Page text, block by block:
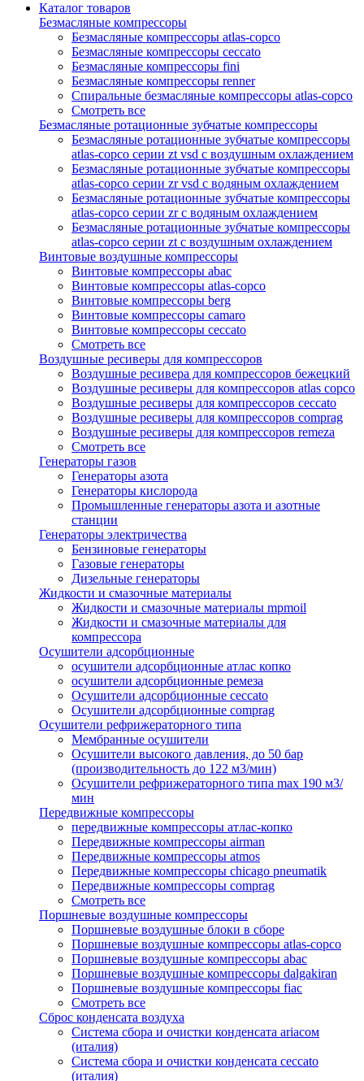
Каталог товаров
Безмасляные компрессоры
Безмасляные компрессоры atlas-copco
Безмасляные компрессоры ceccato
Безмасляные компрессоры fini
Безмасляные компрессоры renner
Спиральные безмасляные компрессоры atlas-copco
Смотреть все
Безмасляные ротационные зубчатые компрессоры
Безмасляные ротационные зубчатые компрессоры
atlas-copco серии zt vsd с воздушным охлаждением
Безмасляные ротационные зубчатые компрессоры
atlas-copco серии zr vsd с водяным охлаждением
Безмасляные ротационные зубчатые компрессоры
atlas-copco серии zr с водяным охлаждением
Безмасляные ротационные зубчатые компрессоры
atlas-copco серии zt с воздушным охлаждением
Винтовые воздушные компрессоры
Винтовые компрессоры abac
Винтовые компрессоры atlas-copco
Винтовые компрессоры berg
Винтовые компрессоры camaro
Винтовые компрессоры ceccato
Смотреть все
Воздушные ресиверы для компрессоров
Воздушные ресивера для компрессоров бежецкий
Воздушные ресиверы для компрессоров atlas copco
Воздушные ресиверы для компрессоров ceccato
Воздушные ресиверы для компрессоров comprag
Воздушные ресиверы для компрессоров remeza
Смотреть все
Генераторы газов
Генераторы азота
Генераторы кислорода
Промышленные генераторы азота и азотные
станции
Генераторы электричества
Бензиновые генераторы
Газовые генераторы
Дизельные генераторы
Жидкости и смазочные материалы
Жидкости и смазочные материалы mpmoil
Жидкости и смазочные материалы для
компрессора
Осушители адсорбционные
осушители адсорбционные атлас копко
осушители адсорбционные ремеза
Осушители адсорбционные ceccato
Осушители адсорбционные comprag
Осушители рефрижераторного типа
Мембранные осушители
Осушители высокого давления, до 50 бар
(производительность до 122 м3/мин)
Осушители рефрижераторного типа max 190 м3/
мин
Передвижные компрессоры
передвижные компрессоры атлас-копко
Передвижные компрессоры airman
Передвижные компрессоры atmos
Передвижные компрессоры chicago pneumatik
Передвижные компрессоры comprag
Смотреть все
Поршневые воздушные компрессоры
Поршневые воздушные блоки в сборе
Поршневые воздушные компрессоры atlas-copco
Поршневые воздушные компрессоры abac
Поршневые воздушные компрессоры dalgakiran
Поршневые воздушные компрессоры fiac
Смотреть все
Сброс конденсата воздуха
Система сбора и очистки конденсата ariacом
(италия)
Система сбора и очистки конденсата ceccato
(италия)